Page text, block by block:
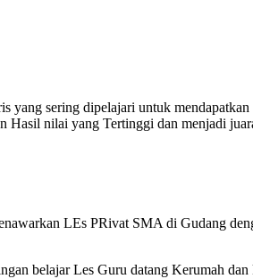
sering dipelajari untuk
Hasil nilai yang Tertinggi dan menjadi
LEs PRivat SMA di Gudang
belajar Les Guru datang Kerumah